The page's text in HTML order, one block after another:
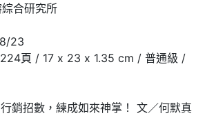
合研究所
23
頁 / 17 x 23 x 1.35 cm / 普通級 /
銷招數，練成如來神掌！ 文／何默真